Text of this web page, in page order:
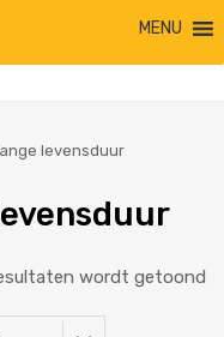
MENU
levensduur
wordt getoond